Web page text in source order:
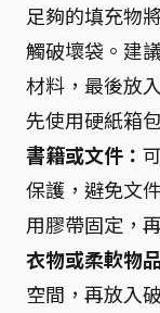
足夠的填充物
觸破壞袋。建
材料，最後放
先使用硬紙箱
書籍或文件：
保護，避免文
用膠帶固定，
衣物或柔軟物
空間，再放入